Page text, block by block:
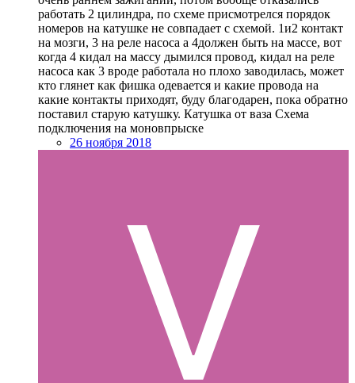
работать 2 цилиндра, по схеме присмотрелся порядок
номеров на катушке не совпадает с схемой. 1и2 контакт
на мозги, 3 на реле насоса а 4должен быть на массе, вот
когда 4 кидал на массу дымился провод, кидал на реле
насоса как 3 вроде работала но плохо заводилась, может
кто глянет как фишка одевается и какие провода на
какие контакты приходят, буду благодарен, пока обратно
поставил старую катушку. Катушка от ваза Схема
подключения на моновпрыске
26 ноября 2018